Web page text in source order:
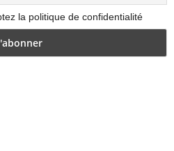
la politique de confidentialité